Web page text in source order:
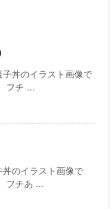
丼のイラスト画像で
フチ ...
のイラスト画像で
フチあ ...